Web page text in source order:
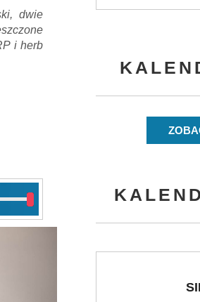
dwie
i herb